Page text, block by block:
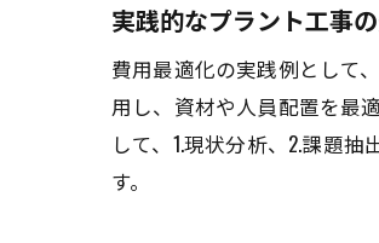
実践的なプラント工事
費用最適化の実践例として
用し、資材や人員配置を最
して、1.現状分析、2.課題
す。